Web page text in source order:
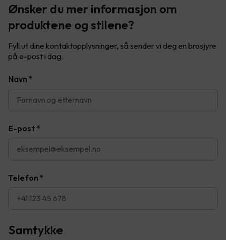
Ønsker du mer informasjon om
produktene og stilene?
Fyll ut dine kontaktopplysninger, så sender vi deg en brosjyre
på e-post i dag.
Navn *
E-post *
Telefon *
Samtykke